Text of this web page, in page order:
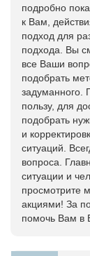
подробно
к Вам,
подход для
подхода. Вы
все Ваши
подобрать
задуманного.
пользу, для
подобрать
и
ситуаций.
вопроса.
ситуации и
просмотрите
акциями! За
помочь Вам в